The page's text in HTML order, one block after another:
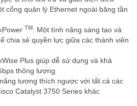
cổng quản lý Ethernet ngoài băng tần
TM: Một tính năng sáng tạo và
chia sẻ quyền lực giữa các thành viên
Plus giúp dễ sử dụng và khả
thông lượng
tương thích ngược với tất cả các
Catalyst 3750 Series khác